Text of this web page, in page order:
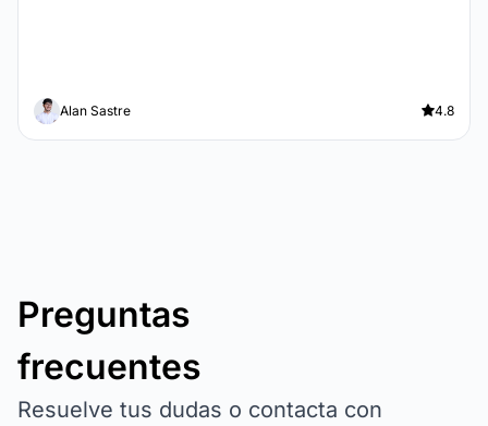
Alan Sastre 4.8
Preguntas
frecuentes
Resuelve tus dudas o contacta con